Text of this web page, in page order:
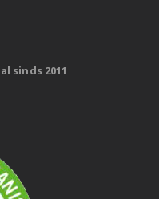
sinds 2011